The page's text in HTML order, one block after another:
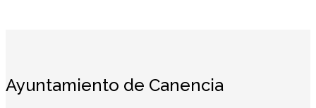
Ayuntamiento de Canencia